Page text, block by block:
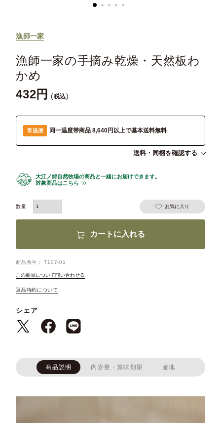
漁師一家
漁師一家の手摘み乾燥・天然板わ
かめ
432 税込
常温便 同一温度帯商品 8,640円以上で基本送料無料
送料・同梱を確認する
大江ノ郷自然牧場の商品と一緒にお届けできます。
対象商品はこちら
お気に入り
カートに入れる
商品番号 T107-01
この商品について問い合わせる
返品特約について
シェア
商品説明 内容量・賞味期限 産地